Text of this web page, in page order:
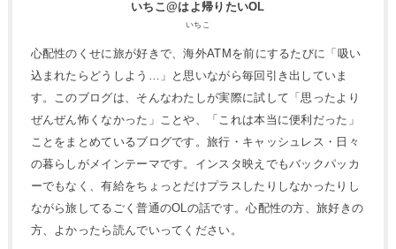
いちこ@はよ帰りたいOL
いちこ
心配性のくせに旅が好きで、海外ATMを前にするたびに「吸い
込まれたらどうしよう…」と思いながら毎回引き出していま
す。このブログは、そんなわたしが実際に試して「思ったより
ぜんぜん怖くなかった」ことや、「これは本当に便利だった」
ことをまとめているブログです。旅行・キャッシュレス・日々
の暮らしがメインテーマです。インスタ映えでもバックパッカ
ーでもなく、有給をちょっとだけプラスしたりしなかったりし
ながら旅してるごく普通のOLの話です。心配性の方、旅好きの
方、よかったら読んでいってください。